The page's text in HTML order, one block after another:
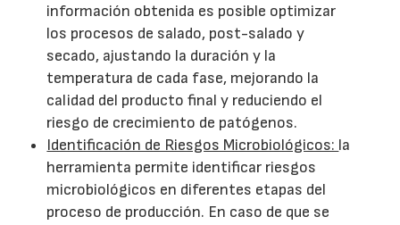
información obtenida es posible optimizar
los procesos de salado, post-salado y
secado, ajustando la duración y la
temperatura de cada fase, mejorando la
calidad del producto final y reduciendo el
riesgo de crecimiento de patógenos.
Identificación de Riesgos Microbiológicos: la
herramienta permite identificar riesgos
microbiológicos en diferentes etapas del
proceso de producción. En caso de que se